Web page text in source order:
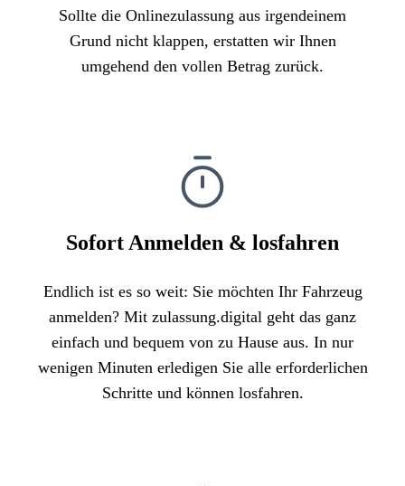
Sollte die Onlinezulassung aus irgendeinem
Grund nicht klappen, erstatten wir Ihnen
umgehend den vollen Betrag zurück.
Sofort Anmelden & losfahren
Endlich ist es so weit: Sie möchten Ihr Fahrzeug
anmelden? Mit zulassung.digital geht das ganz
einfach und bequem von zu Hause aus. In nur
wenigen Minuten erledigen Sie alle erforderlichen
Schritte und können losfahren.